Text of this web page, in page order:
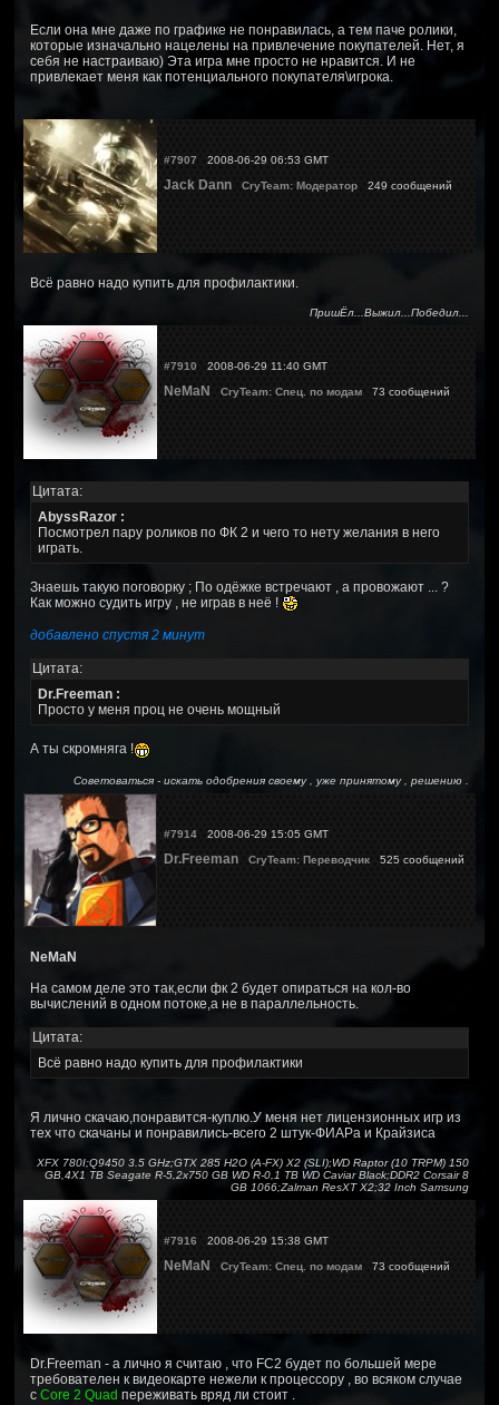
Если она мне даже по графике не понравилась, а тем паче ролики,
которые изначально нацелены на привлечение покупателей. Нет, я
себя не настраиваю) Эта игра мне просто не нравится. И не
привлекает меня как потенциального покупателя\игрока.
#7907 2008-06-29 06:53 GMT
Jack Dann CryTeam: Модератор 249 сообщений
Всё равно надо купить для профилактики.
ПришЁл...Выжил...Победил...
#7910 2008-06-29 11:40 GMT
NeMaN CryTeam: Спец. по модам 73 сообщений
Цитата:
AbyssRazor :
Посмотрел пару роликов по ФК 2 и чего то нету желания в него
играть.
Знаешь такую поговорку ; По одёжке встречают , а провожают ... ?
Как можно судить игру , не играв в неё !
добавлено спустя 2 минут
Цитата:
Dr.Freeman :
Просто у меня проц не очень мощный
А ты скромняга !
Советоваться - искать одобрения своему , уже принятому , решению .
#7914 2008-06-29 15:05 GMT
Dr.Freeman CryTeam: Переводчик 525 сообщений
NeMaN
На самом деле это так,если фк 2 будет опираться на кол-во
вычислений в одном потоке,а не в параллельность.
Цитата:
Всё равно надо купить для профилактики
Я лично скачаю,понравится-куплю.У меня нет лицензионных игр из
тех что скачаны и понравились-всего 2 штук-ФИАРа и Крайзиса
XFX 780I;Q9450 3.5 GHz;GTX 285 H2O (A-FX) X2 (SLI);WD Raptor (10 TRPM) 150
GB,4X1 TB Seagate R-5,2x750 GB WD R-0,1 TB WD Caviar Black;DDR2 Corsair 8
GB 1066;Zalman ResXT X2;32 Inch Samsung
#7916 2008-06-29 15:38 GMT
NeMaN CryTeam: Спец. по модам 73 сообщений
Dr.Freeman - а лично я считаю , что FC2 будет по большей мере
требователен к видеокарте нежели к процессору , во всяком случае
с Core 2 Quad переживать вряд ли стоит .